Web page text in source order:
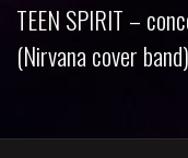
TEEN SPIRIT –
(Nirvana cover